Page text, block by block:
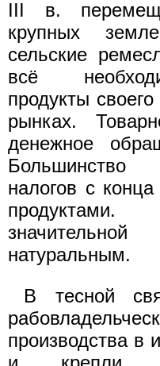
III в.
крупных
сельские
всё
продукты
рынках.
денежное
Большинство
налогов с
значительной
натуральным.
В тесной
производства в